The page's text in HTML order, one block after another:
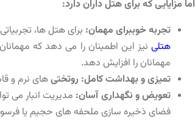
اما مزایایی که برای هتل داران دارد:
تجربه خوببرای مهمان: برای هتل ها،
هتلی نیز این اطمینان را می دهد که
مهمانان را افزایش دهد.
تمیزی و بهداشت کامل: روتختیهای نرم و
تعویض و نگهداری آسان: مدیریت انبار می
فضای ذخیره‌ سازی ملحفه‌ های حجیم یا